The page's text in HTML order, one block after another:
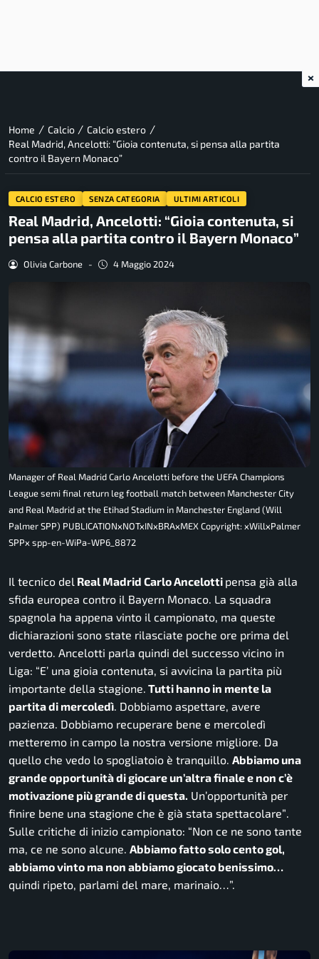
Home / Calcio / Calcio estero /
Real Madrid, Ancelotti: “Gioia contenuta, si pensa alla partita
contro il Bayern Monaco”
CALCIO ESTERO SENZA CATEGORIA ULTIMI ARTICOLI
Real Madrid, Ancelotti: “Gioia contenuta, si
pensa alla partita contro il Bayern Monaco”
Olivia Carbone - 4 Maggio 2024
Manager of Real Madrid Carlo Ancelotti before the UEFA Champions
League semi final return leg football match between Manchester City
and Real Madrid at the Etihad Stadium in Manchester England (Will
Palmer SPP) PUBLICATIONxNOTxINxBRAxMEX Copyright: xWillxPalmer
SPPx spp-en-WiPa-WP6_8872
Il tecnico del Real Madrid Carlo Ancelotti pensa già alla
sfida europea contro il Bayern Monaco. La squadra
spagnola ha appena vinto il campionato, ma queste
dichiarazioni sono state rilasciate poche ore prima del
verdetto. Ancelotti parla quindi del successo vicino in
Liga: “E’ una gioia contenuta, si avvicina la partita più
importante della stagione. Tutti hanno in mente la
partita di mercoledì. Dobbiamo aspettare, avere
pazienza. Dobbiamo recuperare bene e mercoledì
metteremo in campo la nostra versione migliore. Da
quello che vedo lo spogliatoio è tranquillo. Abbiamo una
grande opportunità di giocare un’altra finale e non c’è
motivazione più grande di questa. Un’opportunità per
finire bene una stagione che è già stata spettacolare”.
Sulle critiche di inizio campionato: “Non ce ne sono tante
ma, ce ne sono alcune. Abbiamo fatto solo cento gol,
abbiamo vinto ma non abbiamo giocato benissimo…
quindi ripeto, parlami del mare, marinaio…”.
×